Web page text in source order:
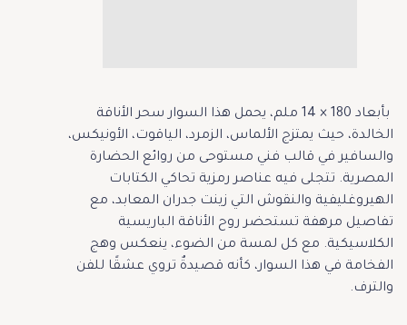
بأبعاد 180 × 14 ملم، يحمل هذا السوار سحر الأناقة
الخالدة، حيث يمتزج الألماس، الزمرد، الياقوت، الأونيكس،
والسافير في قالب فني مستوحى من روائع الحضارة
المصرية. تتجلى فيه عناصر رمزية تحاكي الكتابات
الهيروغليفية والنقوش التي زينت جدران المعابد، مع
تفاصيل مرهفة تستحضر روح الأناقة الباريسية
الكلاسيكية. مع كل لمسة من الضوء، ينعكس وهج
الفخامة في هذا السوار، كأنه قصيدةٌ تروي عشقًا للفن
والترف.